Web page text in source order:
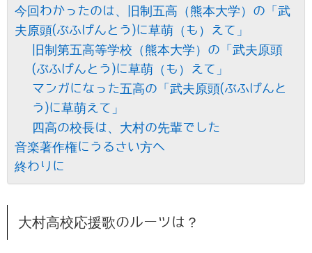
今回わかったのは、旧制五高（熊本大学）の「武
夫原頭(ぶふげんとう)に草萌（も）えて」
旧制第五高等学校（熊本大学）の「武夫原頭
(ぶふげんとう)に草萌（も）えて」
マンガになった五高の「武夫原頭(ぶふげんと
う)に草萌えて」
四高の校長は、大村の先輩でした
音楽著作権にうるさい方へ
終わりに
大村高校応援歌のルーツは？